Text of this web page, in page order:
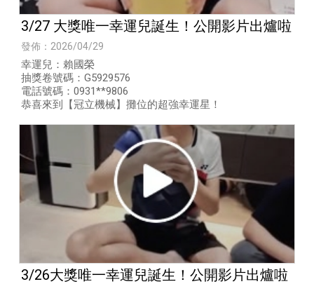
3/27 大獎唯一幸運兒誕生！公開影片出爐啦
發佈：2026/04/29
幸運兒：賴國榮
抽獎卷號碼：G5929576
電話號碼：0931**9806
​恭喜來到【冠立機械】攤位的超強幸運星！
3/26大獎唯一幸運兒誕生！公開影片出爐啦